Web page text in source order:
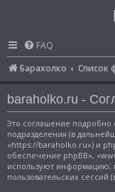
FAQ
Барахолко
Список
baraholko.ru -
Это соглашение подробно
подразделения (в
«https://baraholko.ru») и
обеспечение phpBB»,
используют информацию,
пользовательских